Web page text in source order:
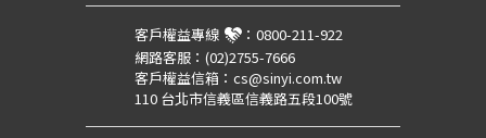
客戶權益專線 ： 0800-211-922
網路客服： (02)2755-7666
客戶權益信箱： cs@sinyi.com.tw
110 台北市信義區信義路五段100號